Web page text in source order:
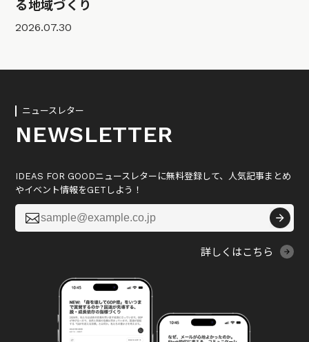
る地域づくり
2026.07.30
ニュースレター
NEWSLETTER
IDEAS FOR GOODニュースレターに無料登録して、人気記事まとめ
やイベント情報をGETしよう！

詳しくはこちら